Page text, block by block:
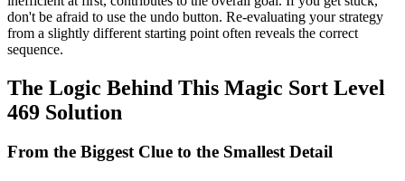
don't be afraid to use the undo button. Re-evaluating your strategy
from a slightly different starting point often reveals the correct
sequence.
The Logic Behind This Magic Sort Level
469 Solution
From the Biggest Clue to the Smallest Detail